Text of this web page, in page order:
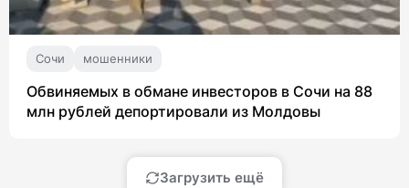
Сочи мошенники
Обвиняемых в обмане инвесторов в Сочи на 88
млн рублей депортировали из Молдовы
Загрузить ещё